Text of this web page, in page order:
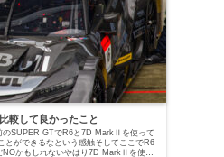
較して良かったこと
SUPER GTでR6と7D MarkⅡを使って
とができるなという感触そしてここでR6
かもしれないやはり7D MarkⅡを使っ